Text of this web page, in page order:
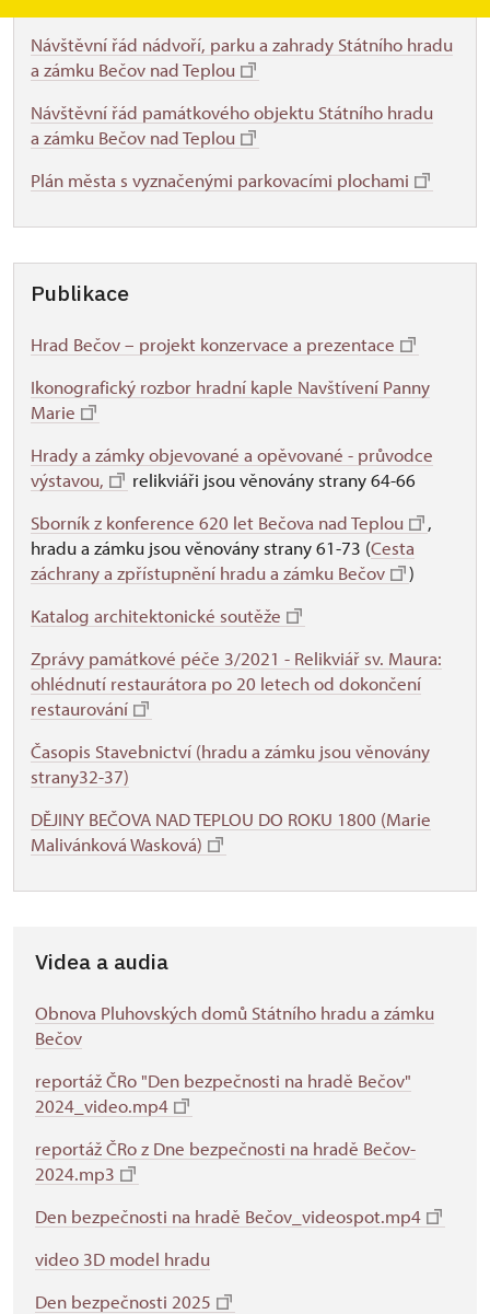
Návštěvní řád nádvoří, parku a zahrady Státního hradu
a zámku Bečov nad Teplou
Návštěvní řád památkového objektu Státního hradu
a zámku Bečov nad Teplou
Plán města s vyznačenými parkovacími plochami
Publikace
Hrad Bečov – projekt konzervace a prezentace
Ikonografický rozbor hradní kaple Navštívení Panny
Marie
Hrady a zámky objevované a opěvované - průvodce
výstavou,
relikviáři jsou věnovány strany 64-66
Sborník z konference 620 let Bečova nad Teplou
,
hradu a zámku jsou věnovány strany 61-73 (Cesta
záchrany a zpřístupnění hradu a zámku Bečov
)
Katalog architektonické soutěže
Zprávy památkové péče 3/2021 - Relikviář sv. Maura:
ohlédnutí restaurátora po 20 letech od dokončení
restaurování
Časopis Stavebnictví (hradu a zámku jsou věnovány
strany32-37)
DĚJINY BEČOVA NAD TEPLOU DO ROKU 1800 (Marie
Malivánková Wasková)
Videa a audia
Obnova Pluhovských domů Státního hradu a zámku
Bečov
reportáž ČRo "Den bezpečnosti na hradě Bečov"
2024_video.mp4
reportáž ČRo z Dne bezpečnosti na hradě Bečov-
2024.mp3
Den bezpečnosti na hradě Bečov_videospot.mp4
video 3D model hradu
Den bezpečnosti 2025